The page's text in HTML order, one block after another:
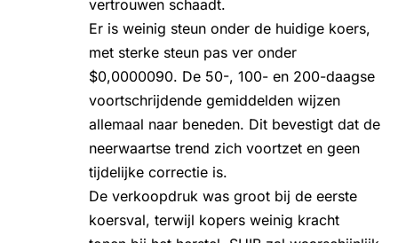
vertrouwen schaadt.
Er is weinig steun onder de huidige koers,
met sterke steun pas ver onder
$0,0000090. De 50-, 100- en 200-daagse
voortschrijdende gemiddelden wijzen
allemaal naar beneden. Dit bevestigt dat de
neerwaartse trend zich voortzet en geen
tijdelijke correctie is.
De verkoopdruk was groot bij de eerste
koersval, terwijl kopers weinig kracht